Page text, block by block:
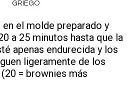
en el molde preparado y
a 25 minutos hasta que la
apenas endurecida y los
ligeramente de los
= brownies más